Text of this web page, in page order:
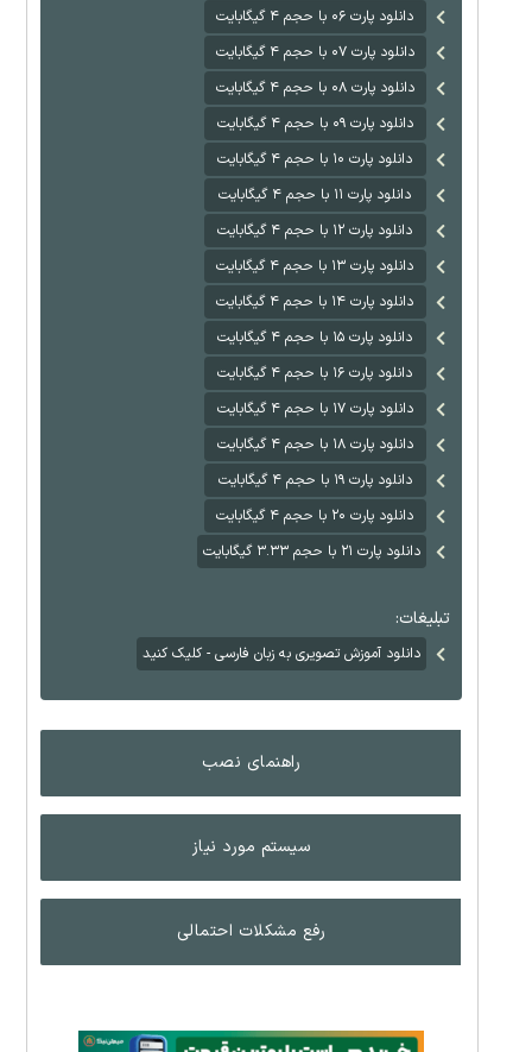
دانلود پارت ۰۶ با حجم ۴ گیگابایت
دانلود پارت ۰۷ با حجم ۴ گیگابایت
دانلود پارت ۰۸ با حجم ۴ گیگابایت
دانلود پارت ۰۹ با حجم ۴ گیگابایت
دانلود پارت ۱۰ با حجم ۴ گیگابایت
دانلود پارت ۱۱ با حجم ۴ گیگابایت
دانلود پارت ۱۲ با حجم ۴ گیگابایت
دانلود پارت ۱۳ با حجم ۴ گیگابایت
دانلود پارت ۱۴ با حجم ۴ گیگابایت
دانلود پارت ۱۵ با حجم ۴ گیگابایت
دانلود پارت ۱۶ با حجم ۴ گیگابایت
دانلود پارت ۱۷ با حجم ۴ گیگابایت
دانلود پارت ۱۸ با حجم ۴ گیگابایت
دانلود پارت ۱۹ با حجم ۴ گیگابایت
دانلود پارت ۲۰ با حجم ۴ گیگابایت
دانلود پارت ۲۱ با حجم ۳.۳۳ گیگابایت
تبلیغات:
دانلود آموزش تصویری به زبان فارسی - کلیک کنید
راهنمای نصب
سیستم مورد نیاز
رفع مشکلات احتمالی